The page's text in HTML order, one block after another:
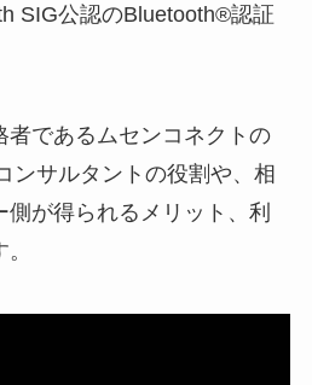
SIG公認のBluetooth®認証
者であるムセンコネクトの
ンサルタントの役割や、相
が得られるメリット、利